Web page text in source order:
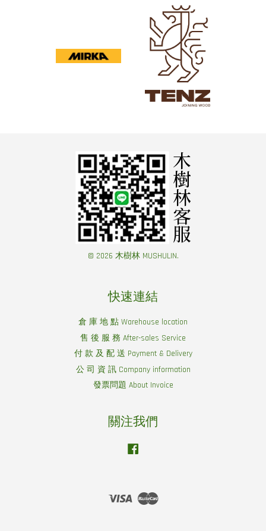
© 2026 木樹林 MUSHULIN.
快速連結
倉 庫 地 點 Warehouse location
售 後 服 務 After-sales Service
付 款 及 配 送 Payment & Delivery
公 司 資 訊 Company information
發票問題 About Invoice
關注我們
Visa Master